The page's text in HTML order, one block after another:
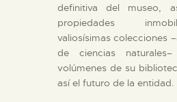
definitiva del museo,
propiedades
valiosísimas colecciones
de ciencias
volúmenes de su
así el futuro de la entidad.